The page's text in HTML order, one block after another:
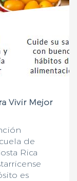
Vivir Mejor
de
Rica
es